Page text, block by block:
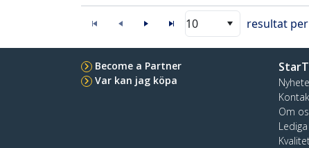
10 resultat
Become a Partner
Var kan jag köpa
Om